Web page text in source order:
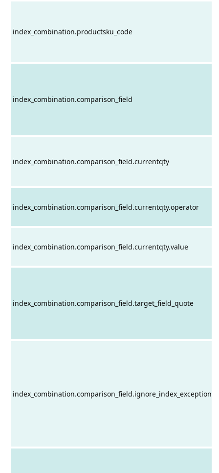
index_combination.productsku_code
index_combination.comparison_field
index_combination.comparison_field.currentqty
index_combination.comparison_field.currentqty.operator
index_combination.comparison_field.currentqty.value
index_combination.comparison_field.target_field_quote
index_combination.comparison_field.ignore_index_exception